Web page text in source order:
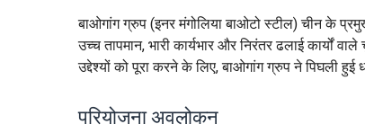
बाओगांग ग्रुप (इनर मंगोलिया बाओटो स्टील) चीन के
उच्च तापमान, भारी कार्यभार और निरंतर ढलाई कार्यों
उद्देश्यों को पूरा करने के लिए, बाओगांग ग्रुप ने पिघली
परियोजना अवलोकन